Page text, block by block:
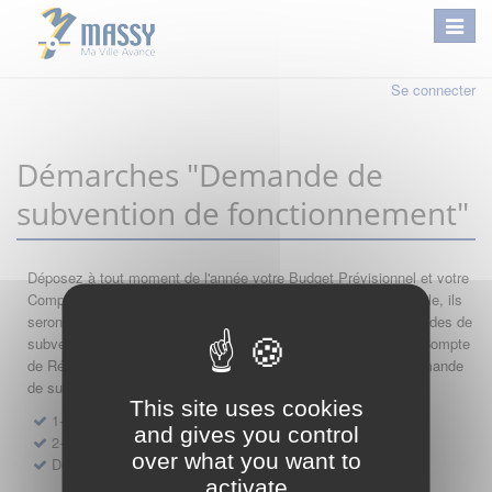
Se connecter
Démarches "Demande de
subvention de fonctionnement"
Déposez à tout moment de l'année votre Budget Prévisionnel et votre
Compte de Résultat : si leur année comptable est encore valable, ils
seront automatiquement réutilisés lors de vos nouvelles demandes de
subvention. Par conséquent merci de saisir dans l'ordre votre Compte
de Résultat, votre Budget Prévisionnel, et de finir par votre demande
de subvention.
1- Dépôt de Compte de Résultat de Fonctionnement
2- Dépôt de Budget Prévisionnel de Fonctionnement
Demande de subvention de fonctionnement 2027
This site uses cookies
and gives you control
over what you want to
activate